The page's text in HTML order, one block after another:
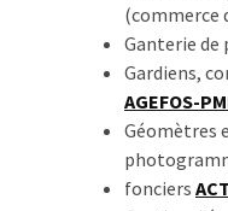
(commerce
Ganterie de
Gardiens,
AGEFOS-
Géomètres
fonciers